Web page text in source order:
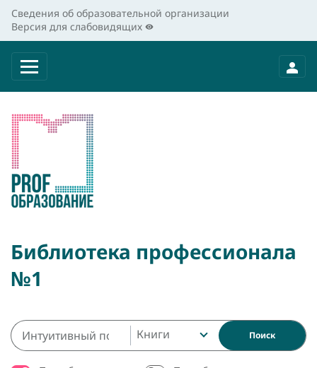
Сведения об образовательной организации
Версия для слабовидящих
Библиотека профессионала
№1
Книги Поиск